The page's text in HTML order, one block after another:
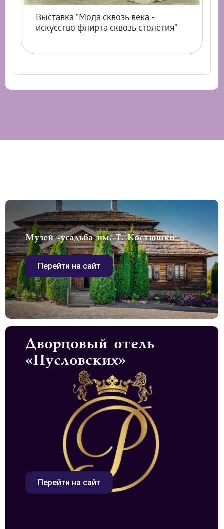
Выставка "Мода сквозь века -
искусство флирта сквозь столетия"
Музей -усадьба им. Т. Костюшко
Перейти на сайт
Дворцовый отель
«Пусловских»
Перейти на сайт